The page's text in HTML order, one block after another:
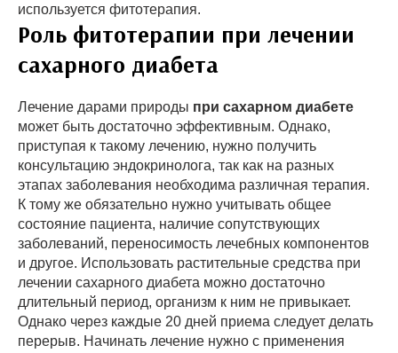
используется фитотерапия.
Роль фитотерапии при лечении
сахарного диабета
Лечение дарами природы при сахарном диабете
может быть достаточно эффективным. Однако,
приступая к такому лечению, нужно получить
консультацию эндокринолога, так как на разных
этапах заболевания необходима различная терапия.
К тому же обязательно нужно учитывать общее
состояние пациента, наличие сопутствующих
заболеваний, переносимость лечебных компонентов
и другое. Использовать растительные средства при
лечении сахарного диабета можно достаточно
длительный период, организм к ним не привыкает.
Однако через каждые 20 дней приема следует делать
перерыв. Начинать лечение нужно с применения